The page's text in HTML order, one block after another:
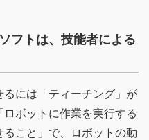
フトは、技能者による
には「ティーチング」が
ボットに作業を実行する
こと」で、ロボットの動